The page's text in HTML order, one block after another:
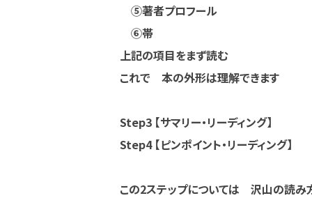
⑤著者プロフール
⑥帯
上記の項目をまず読む
これで 本の外形は理解できます
Step3 【サマリー・リーディング】
Step4 【ピンポイント・リーディング】
この2ステップについては 沢山の読み